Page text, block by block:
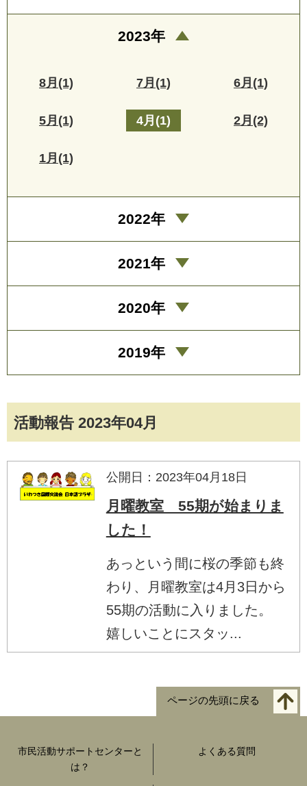
活動報告 2023年04月
公開日：2023年04月18日
月曜教室 55期が始まりま
した！
あっという間に桜の季節も終
わり、月曜教室は4月3日から
55期の活動に入りました。
嬉しいことにスタッ...
2023年
8月(1) 7月(1) 6月(1)
5月(1) 4月(1) 2月(2)
1月(1)
2022年
2021年
2020年
2019年
ページの先頭に戻る
市民活動サポートセンターと
は？
よくある質問